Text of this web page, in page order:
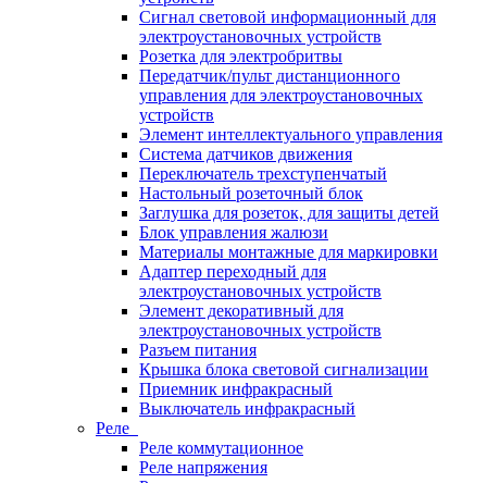
Сигнал световой информационный для
электроустановочных устройств
Розетка для электробритвы
Передатчик/пульт дистанционного
управления для электроустановочных
устройств
Элемент интеллектуального управления
Система датчиков движения
Переключатель трехступенчатый
Настольный розеточный блок
Заглушка для розеток, для защиты детей
Блок управления жалюзи
Материалы монтажные для маркировки
Адаптер переходный для
электроустановочных устройств
Элемент декоративный для
электроустановочных устройств
Разъем питания
Крышка блока световой сигнализации
Приемник инфракрасный
Выключатель инфракрасный
Реле
Реле коммутационное
Реле напряжения